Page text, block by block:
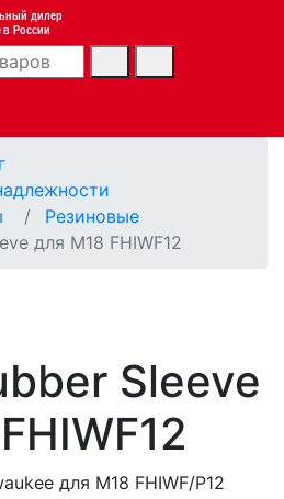
дилер
в России
Резиновые
для M18 FHIWF12
Sleeve
для M18 FHIWF/P12